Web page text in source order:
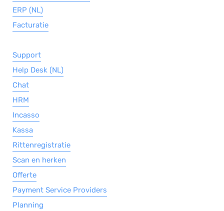
ERP (NL)
Facturatie
Support
Help Desk (NL)
Chat
HRM
Incasso
Kassa
Rittenregistratie
Scan en herken
Offerte
Payment Service Providers
Planning